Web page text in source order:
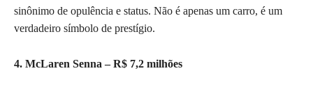
sinônimo de opulência e status. Não é apenas um carro, é um
verdadeiro símbolo de prestígio.
4. McLaren Senna – R$ 7,2 milhões